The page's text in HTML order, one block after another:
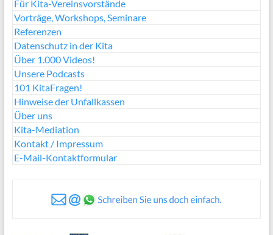
Für Kita-Vereinsvorstände
Vorträge, Workshops, Seminare
Referenzen
Datenschutz in der Kita
Über 1.000 Videos!
Unsere Podcasts
101 KitaFragen!
Hinweise der Unfallkassen
Über uns
Kita-Mediation
Kontakt / Impressum
E-Mail-Kontaktformular